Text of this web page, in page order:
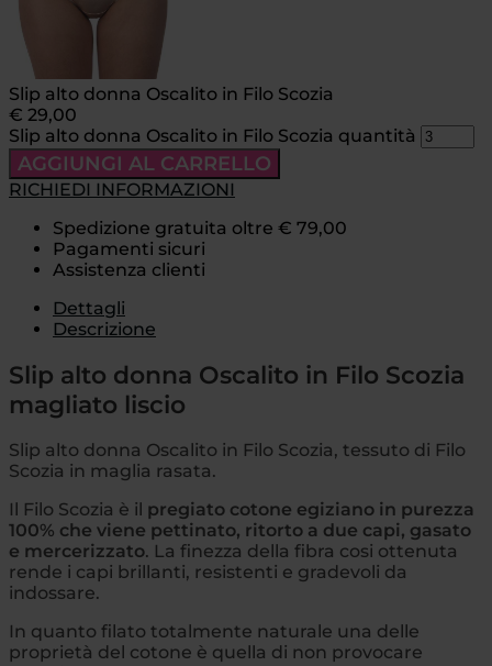
Slip alto donna Oscalito in Filo Scozia
€ 29,00
Slip alto donna Oscalito in Filo Scozia quantità
AGGIUNGI AL CARRELLO
RICHIEDI INFORMAZIONI
Spedizione gratuita oltre € 79,00
Pagamenti sicuri
Assistenza clienti
Dettagli
Descrizione
Slip alto donna Oscalito in Filo Scozia
magliato liscio
Slip alto donna Oscalito in Filo Scozia, tessuto di Filo
Scozia in maglia rasata.
Il Filo Scozia è il pregiato cotone egiziano in purezza
100% che viene pettinato, ritorto a due capi, gasato
e mercerizzato. La finezza della fibra cosi ottenuta
rende i capi brillanti, resistenti e gradevoli da
indossare.
In quanto filato totalmente naturale una delle
proprietà del cotone è quella di non provocare